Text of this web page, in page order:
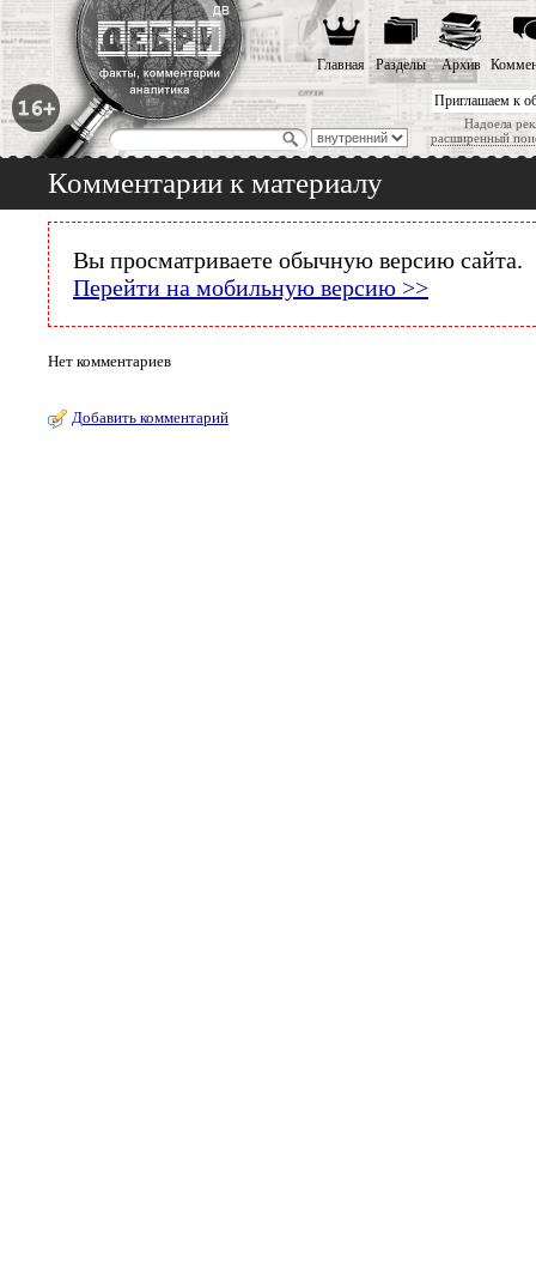
Приглашаем к
Надоела
расширенный
Главная Разделы Архив
Комментарии к материалу
Вы просматриваете обычную версию сайта.
Перейти на мобильную версию >>
Нет комментариев
Добавить комментарий